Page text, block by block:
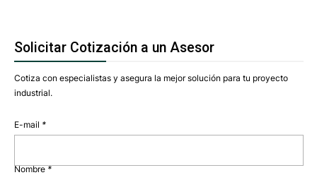
Solicitar Cotización a un Asesor
Cotiza con especialistas y asegura la mejor solución para tu proyecto
industrial.
E-mail *
Nombre*